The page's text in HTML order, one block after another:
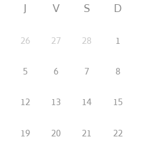
J V S D
26 27 28
1
5 6 7
8
12 13 14
15
19 20 21
22